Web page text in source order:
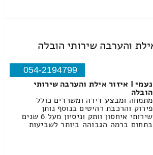
054-2194799
נעמי I איזור אילת והערבה שירותי
הובלה
מתמחה ומבצע דירה ומשרדים כולל
פירוק והרכבת רהיטים בנוסף נותן
שירותי איחסון וותק וניסיון מעל 6 שנים
בתחום ברמה הגבוהה ביותר לשביעות